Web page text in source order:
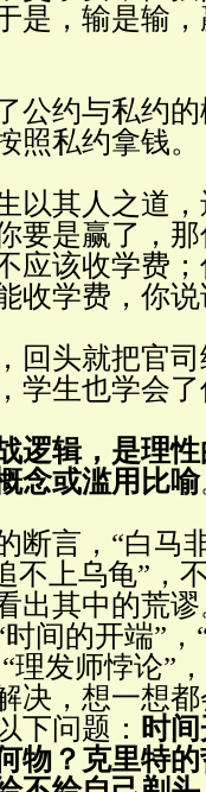
是，输是输
公约与私约
照私约拿钱。
以其人之道
要是赢了，
应该收学费
收学费，你
回头就把官
学生也学会
逻辑，是理
念或滥用比喻
断言， “白马
不上乌龟” ，
出其中的荒
时间的开端” ，
“理发师悖论”
决，想一想
下问题： 时
物？克里特